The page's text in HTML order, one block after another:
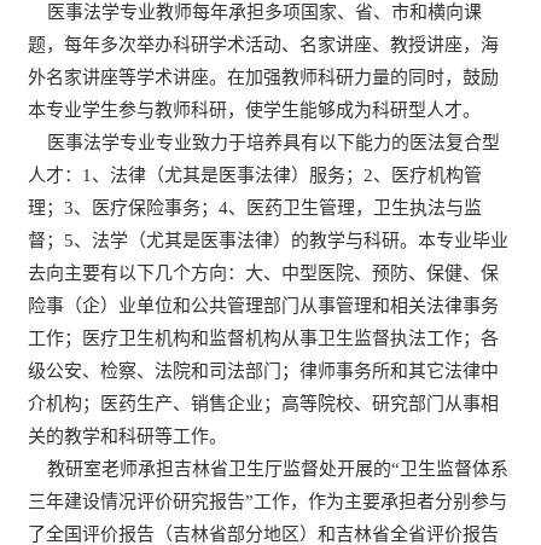
医事法学专业教师每年承担多项国家、省、市和横向课
题，每年多次举办科研学术活动、名家讲座、教授讲座，海
外名家讲座等学术讲座。在加强教师科研力量的同时，鼓励
本专业学生参与教师科研，使学生能够成为科研型人才。
医事法学专业专业致力于培养具有以下能力的医法复合型
人才：1、法律（尤其是医事法律）服务；2、医疗机构管
理；3、医疗保险事务；4、医药卫生管理，卫生执法与监
督；5、法学（尤其是医事法律）的教学与科研。本专业毕业
去向主要有以下几个方向：大、中型医院、预防、保健、保
险事（企）业单位和公共管理部门从事管理和相关法律事务
工作；医疗卫生机构和监督机构从事卫生监督执法工作；各
级公安、检察、法院和司法部门；律师事务所和其它法律中
介机构；医药生产、销售企业；高等院校、研究部门从事相
关的教学和科研等工作。
教研室老师承担吉林省卫生厅监督处开展的“卫生监督体系
三年建设情况评价研究报告”工作，作为主要承担者分别参与
了全国评价报告（吉林省部分地区）和吉林省全省评价报告